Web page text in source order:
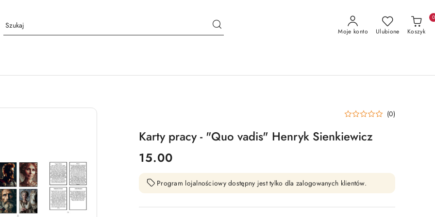
Moje konto Ulubione Koszyk
0
(0)
Karty pracy - "Quo vadis" Henryk Sienkiewicz
cena:
15.00
Program lojalnościowy dostępny jest tylko dla zalogowanych klientów.